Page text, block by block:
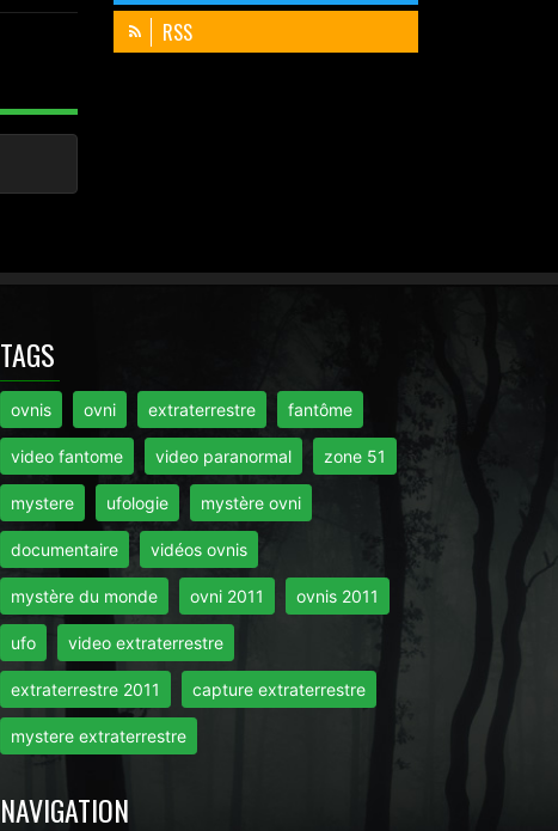
RSS
TAGS
ovnis ovni extraterrestre fantôme
video fantome video paranormal zone 51
mystere ufologie mystère ovni
documentaire vidéos ovnis
mystère du monde ovni 2011 ovnis 2011
ufo video extraterrestre
extraterrestre 2011 capture extraterrestre
mystere extraterrestre
NAVIGATION